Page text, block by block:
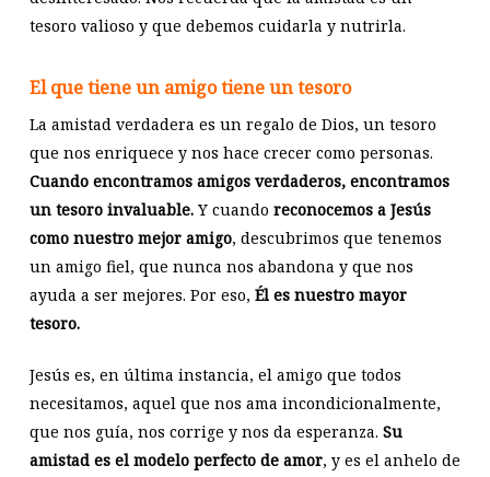
tesoro valioso y que debemos cuidarla y nutrirla.
El que tiene un amigo tiene un tesoro
La amistad verdadera es un regalo de Dios, un tesoro
que nos enriquece y nos hace crecer como personas.
Cuando encontramos amigos verdaderos, encontramos
un tesoro invaluable.Y cuando reconocemos a Jesús
como nuestro mejor amigo, descubrimos que tenemos
un amigo fiel, que nunca nos abandona y que nos
ayuda a ser mejores. Por eso, Él es nuestro mayor
tesoro.
Jesús es, en última instancia, el amigo que todos
necesitamos, aquel que nos ama incondicionalmente,
que nos guía, nos corrige y nos da esperanza. Su
amistad es el modelo perfecto de amor, y es el anhelo de